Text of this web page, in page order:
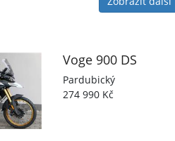
Voge 900 DS
Pardubický
274 990 Kč